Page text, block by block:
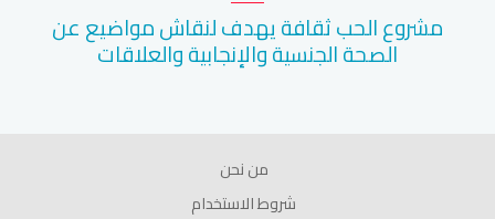
مشروع الحب ثقافة يهدف لنقاش مواضيع عن
الصحة الجنسية والإنجابية والعلاقات
من نحن
شروط الاستخدام